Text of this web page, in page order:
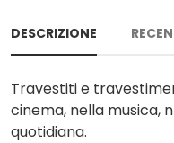
DESCRIZIONE
Travestiti e
cinema, nella musica,
quotidiana.